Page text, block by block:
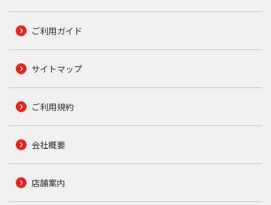
ご利用ガイド
サイトマップ
ご利用規約
会社概要
店舗案内